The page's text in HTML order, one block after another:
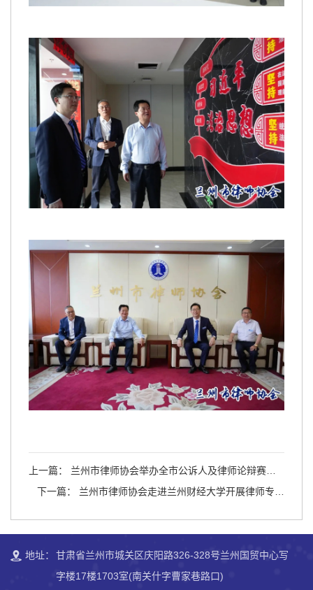
上一篇： 兰州市律师协会举办全市公诉人及律师论辩赛律
师选拔赛
下一篇： 兰州市律师协会走进兰州财经大学开展律师专场
地址：
甘肃省兰州市城关区庆阳路326-328号兰州国贸中心写
字楼17楼1703室(南关什字曹家巷路口)